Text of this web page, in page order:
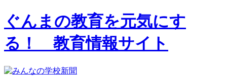
ぐんまの教育を元気にす
る！ 教育情報サイト